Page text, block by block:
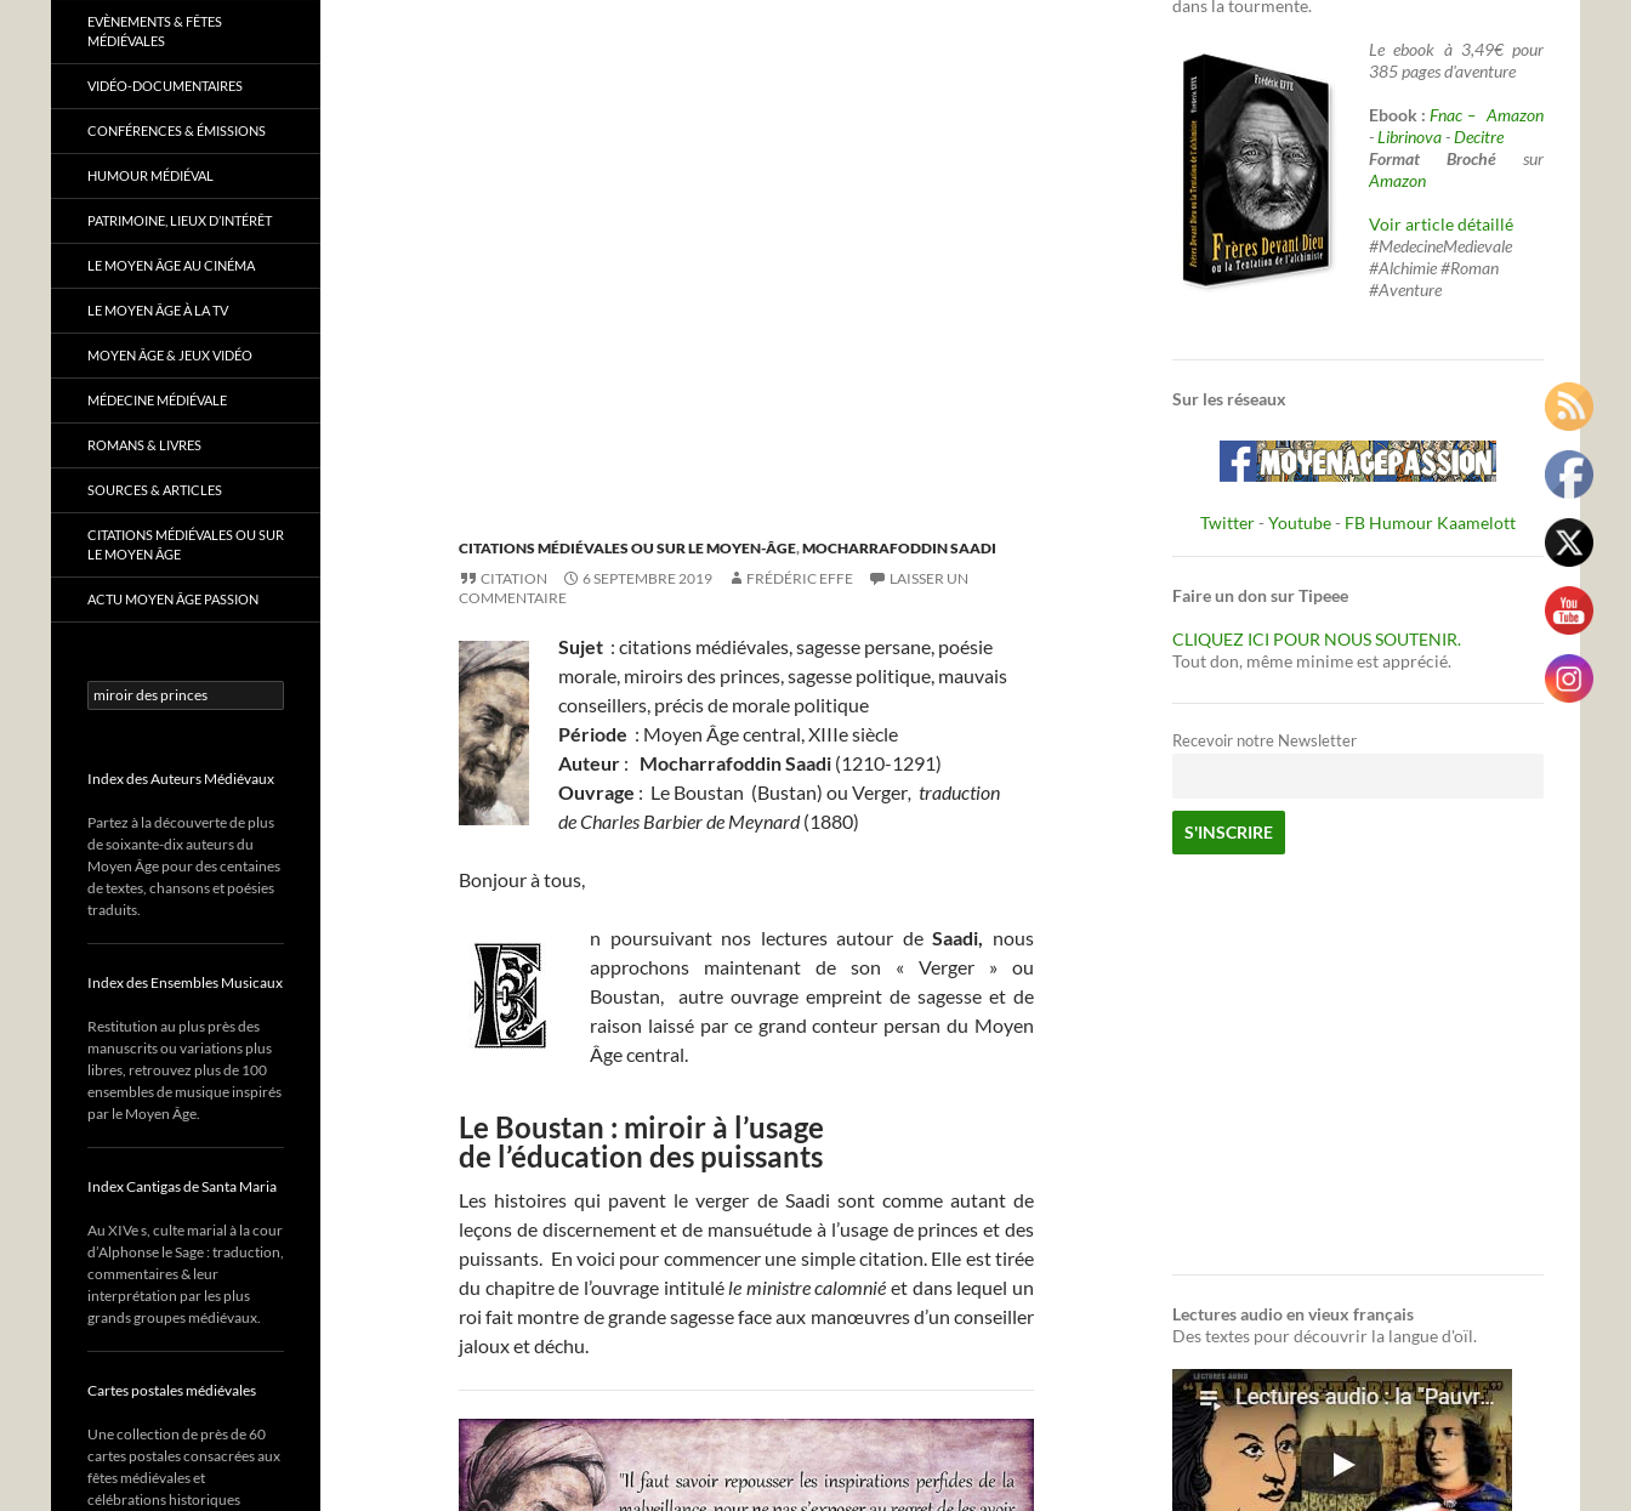
CITATIONS MÉDIÉVALES OU SUR LE MOYEN-ÂGE,MOCHARRAFODDIN SAADI
CITATION
6 SEPTEMBRE 2019 FRÉDÉRIC EFFE
LAISSER UN
COMMENTAIRE
Sujet : citations médiévales, sagesse persane, poésie
morale, miroirs des princes, sagesse politique, mauvais
conseillers, précis de morale politique
Période : Moyen Âge central, XIIIe siècle
Auteur : Mocharrafoddin Saadi (1210-1291)
Ouvrage : Le Boustan (Bustan) ou Verger, traduction
de Charles Barbier de Meynard(1880)
Bonjour à tous,
n poursuivant nos lectures autour deSaadi, nous
approchons maintenant de son « Verger » ou
Boustan, autre ouvrage empreint de sagesse et de
raison laissé par ce grand conteur persan du Moyen
Âge central.
Le Boustan : miroir à l’usage
de l’éducation des puissants
Les histoires qui pavent le verger de Saadi sont comme autant de
leçons de discernement et de mansuétude à l’usage de princes et des
puissants. En voici pour commencer une simple citation. Elle est tirée
du chapitre de l’ouvrage intitulé le ministre calomnié et dans lequel un
roi fait montre de grande sagesse face aux manœuvres d’un conseiller
jaloux et déchu.
dans la tourmente.
Le ebook à 3,49€ pour
385 pages d'aventure
Ebook :Fnac – Amazon
-Librinova-Decitre
Format Broché sur
Amazon
Voir article détaillé
#MedecineMedievale
#Alchimie #Roman
#Aventure
Sur les réseaux
Twitter- Youtube- FB Humour Kaamelott
Faire un don sur Tipeee
CLIQUEZ ICI POUR NOUS SOUTENIR.
Tout don, même minime est apprécié.
Recevoir notre Newsletter
Lectures audio en vieux français
Des textes pour découvrir la langue d'oïl.
EVÈNEMENTS & FÊTES
MÉDIÉVALES
VIDÉO-DOCUMENTAIRES
CONFÉRENCES & ÉMISSIONS
HUMOUR MÉDIÉVAL
PATRIMOINE, LIEUX D’INTÉRÊT
LE MOYEN ÂGE AU CINÉMA
LE MOYEN ÂGE À LA TV
MOYEN ÂGE & JEUX VIDÉO
MÉDECINE MÉDIÉVALE
ROMANS & LIVRES
SOURCES & ARTICLES
CITATIONS MÉDIÉVALES OU SUR
LE MOYEN ÂGE
ACTU MOYEN ÂGE PASSION
Rechercher :
Index des Auteurs Médiévaux
Partez à la découverte de plus
de soixante-dix auteurs du
Moyen Âge pour des centaines
de textes, chansons et poésies
traduits.
Index des Ensembles Musicaux
Restitution au plus près des
manuscrits ou variations plus
libres, retrouvez plus de 100
ensembles de musique inspirés
par le Moyen Âge.
Index Cantigas de Santa Maria
Au XIVe s, culte marial à la cour
d’Alphonse le Sage : traduction,
commentaires & leur
interprétation par les plus
grands groupes médiévaux.
Cartes postales médiévales
Une collection de près de 60
cartes postales consacrées aux
fêtes médiévales et
célébrations historiques